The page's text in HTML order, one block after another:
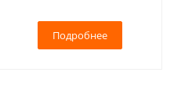
Подробнее